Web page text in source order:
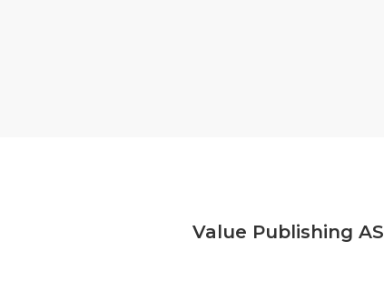
Value Publishing AS